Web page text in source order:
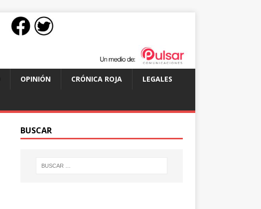
OPINIÓN CRÓNICA ROJA LEGALES
BUSCAR